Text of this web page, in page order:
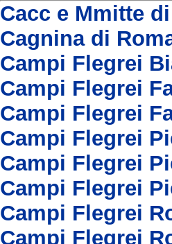
Cacc e Mmitte
Cagnina di
Campi Flegrei
Campi Flegrei
Campi Flegrei
Campi Flegrei
Campi Flegrei
Campi Flegrei
Campi Flegrei
Campi Flegrei